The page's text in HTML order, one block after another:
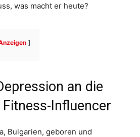
was macht er heute?
an die
Influencer
Bulgarien, geboren und